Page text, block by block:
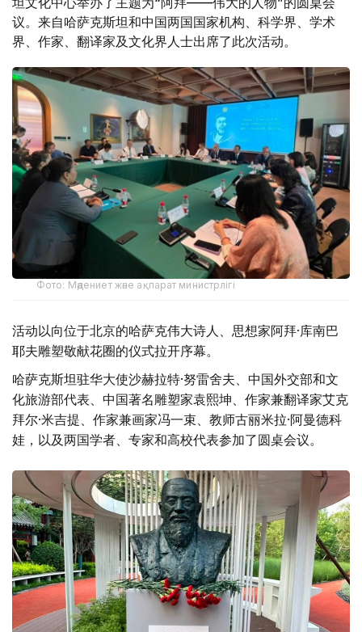
议。来自哈萨克斯坦和中国两国国家机构、科学界、学术
界、作家、翻译家及文化界人士出席了此次活动。
Фото: Мәдениет және ақпарат министрлігі
活动以向位于北京的哈萨克伟大诗人、思想家阿拜·库南巴
耶夫雕塑敬献花圈的仪式拉开序幕。
哈萨克斯坦驻华大使沙赫拉特·努雷舍夫、中国外交部和文
化旅游部代表、中国著名雕塑家袁熙坤、作家兼翻译家艾克
拜尔·米吉提、作家兼画家冯一束、教师古丽米拉·阿曼德科
娃，以及两国学者、专家和高校代表参加了圆桌会议。